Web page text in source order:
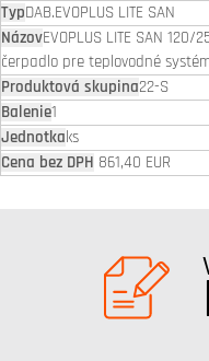
DAB.EVOPLUS LITE SAN
EVOPLUS LITE SAN
čerpadlo pre teplovodné
22-S
1
ks
861,40 EUR